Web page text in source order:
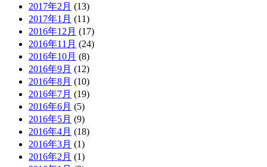
2017年2月 (13)
2017年1月 (11)
2016年12月 (17)
2016年11月 (24)
2016年10月 (8)
2016年9月 (12)
2016年8月 (10)
2016年7月 (19)
2016年6月 (5)
2016年5月 (9)
2016年4月 (18)
2016年3月 (1)
2016年2月 (1)